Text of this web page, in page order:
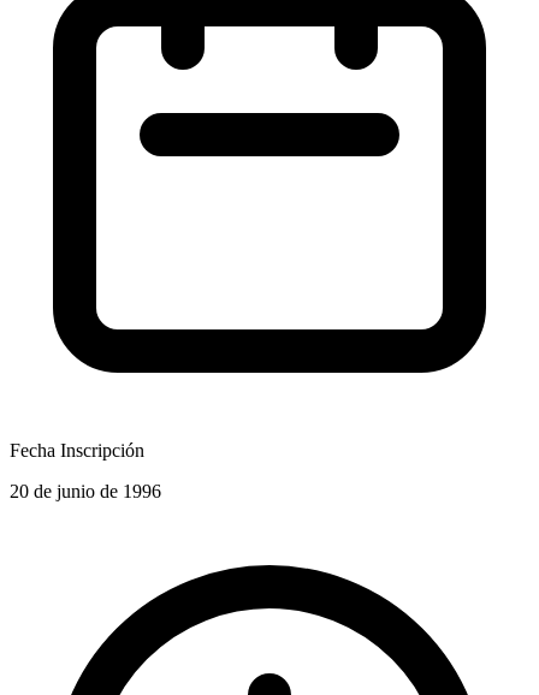
Fecha Inscripción
20 de junio de 1996